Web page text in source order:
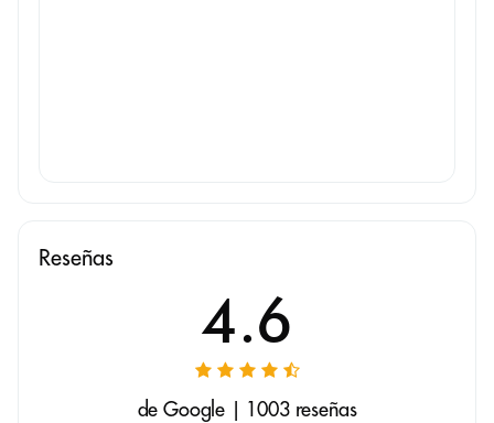
Reseñas
4.6
de Google | 1003 reseñas